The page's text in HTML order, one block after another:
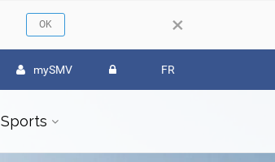
×
mySMV FR
Sports